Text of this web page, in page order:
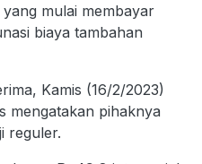
mulai membayar
biaya tambahan
Kamis (16/2/2023)
mengatakan pihaknya
reguler.